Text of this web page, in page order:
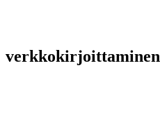
verkkokirjoittaminen